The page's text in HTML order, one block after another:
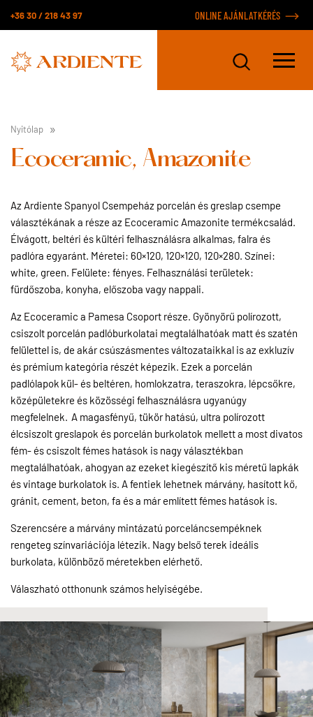
+36 30 / 218 43 97 ONLINE AJÁNLATKÉRÉS
Nyitólap
Ecoceramic, Amazonite
Az Ardiente Spanyol Csempeház porcelán és greslap csempe
választékának a része az Ecoceramic Amazonite termékcsalád.
Élvágott, beltéri és kültéri felhasználásra alkalmas, falra és
padlóra egyaránt. Méretei: 60×120, 120×120, 120×280. Színei:
white, green. Felülete: fényes. Felhasználási területek:
fürdőszoba, konyha, előszoba vagy nappali.
Az Ecoceramic a Pamesa Csoport része. Gyönyörű polírozott,
csiszolt porcelán padlóburkolatai megtalálhatóak matt és szatén
felülettel is, de akár csúszásmentes változataikkal is az exkluzív
és prémium kategória részét képezik. Ezek a porcelán
padlólapok kül- és beltéren, homlokzatra, teraszokra, lépcsőkre,
középületekre és közösségi felhasználásra ugyanúgy
megfelelnek. A magasfényű, tükör hatású, ultra polírozott
élcsiszolt greslapok és porcelán burkolatok mellett a most divatos
fém- és csiszolt fémes hatások is nagy választékban
megtalálhatóak, ahogyan az ezeket kiegészítő kis méretű lapkák
és vintage burkolatok is. A fentiek lehetnek márvány, hasított kő,
gránit, cement, beton, fa és a már említett fémes hatások is.
Szerencsére a márvány mintázatú porceláncsempéknek
rengeteg színvariációja létezik. Nagy belső terek ideális
burkolata, különböző méretekben elérhető.
Válaszható otthonunk számos helyiségébe.